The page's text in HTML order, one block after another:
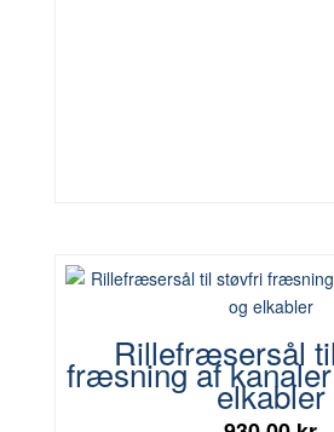
Rillefræsersål
fræsning afelkabler